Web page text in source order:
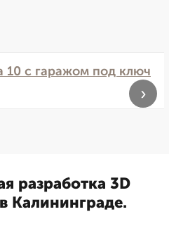
10 с гаражом под ключ
›
разработка 3D
Калининграде.